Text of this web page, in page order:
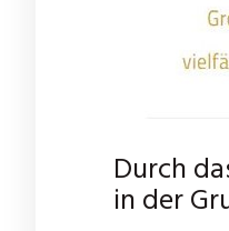
Durch
in der